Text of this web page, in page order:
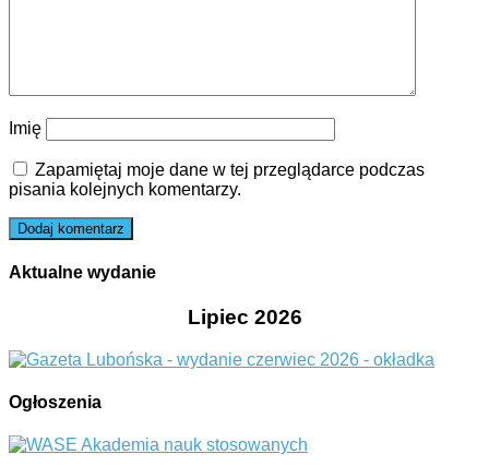
Imię
Zapamiętaj moje dane w tej przeglądarce podczas
pisania kolejnych komentarzy.
Aktualne wydanie
Lipiec 2026
Ogłoszenia